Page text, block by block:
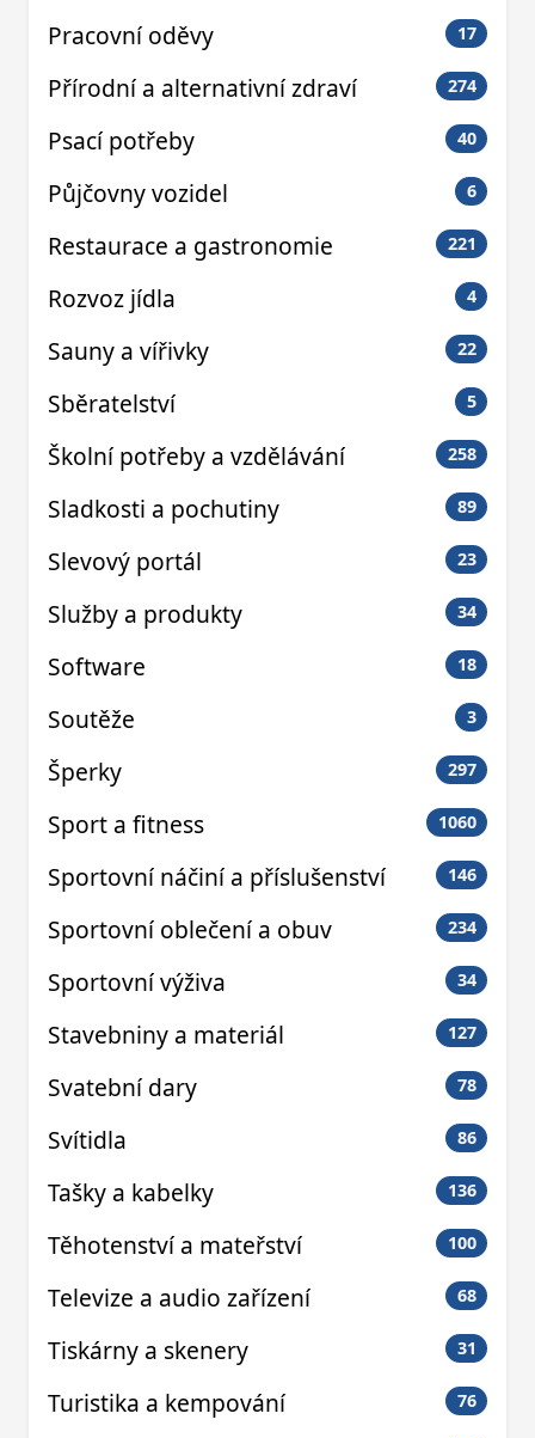
Pracovní oděvy 17
Přírodní a alternativní zdraví 274
Psací potřeby 40
Půjčovny vozidel 6
Restaurace a gastronomie 221
Rozvoz jídla 4
Sauny a vířivky 22
Sběratelství 5
Školní potřeby a vzdělávání 258
Sladkosti a pochutiny 89
Slevový portál 23
Služby a produkty 34
Software 18
Soutěže 3
Šperky 297
Sport a fitness 1060
Sportovní náčiní a příslušenství 146
Sportovní oblečení a obuv 234
Sportovní výživa 34
Stavebniny a materiál 127
Svatební dary 78
Svítidla 86
Tašky a kabelky 136
Těhotenství a mateřství 100
Televize a audio zařízení 68
Tiskárny a skenery 31
Turistika a kempování 76